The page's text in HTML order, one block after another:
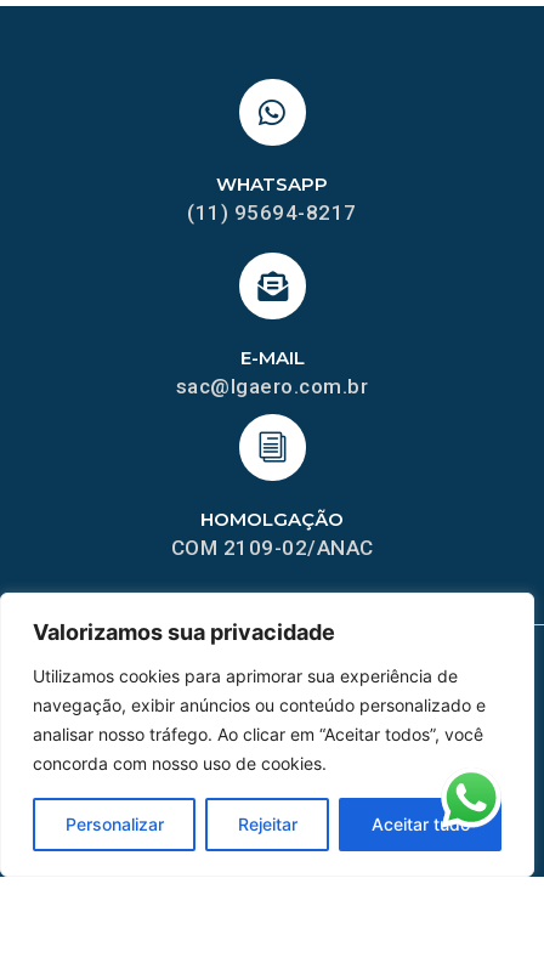
Valorizamos sua privacidade
Utilizamos cookies para aprimorar sua experiência de
navegação, exibir anúncios ou conteúdo personalizado e
analisar nosso tráfego. Ao clicar em “Aceitar todos”, você
concorda com nosso uso de cookies.
Personalizar Rejeitar Aceitar tudo
HOMOLGAÇÃO
COM 2109-02/ANAC
E-MAIL
sac@lgaero.com.br
WHATSAPP
(11) 95694-8217
MAPA DO SITE
Home Sobre Nós
Peças
Catálogo de Aplicações